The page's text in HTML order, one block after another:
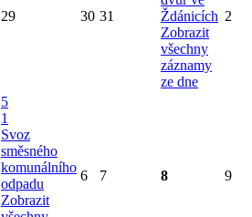
29 30 31
Ždánicích
Zobrazit
všechny
záznamy
ze dne
2
5
1
Svoz
směsného
komunálního
odpadu
Zobrazit
6 7 8 9